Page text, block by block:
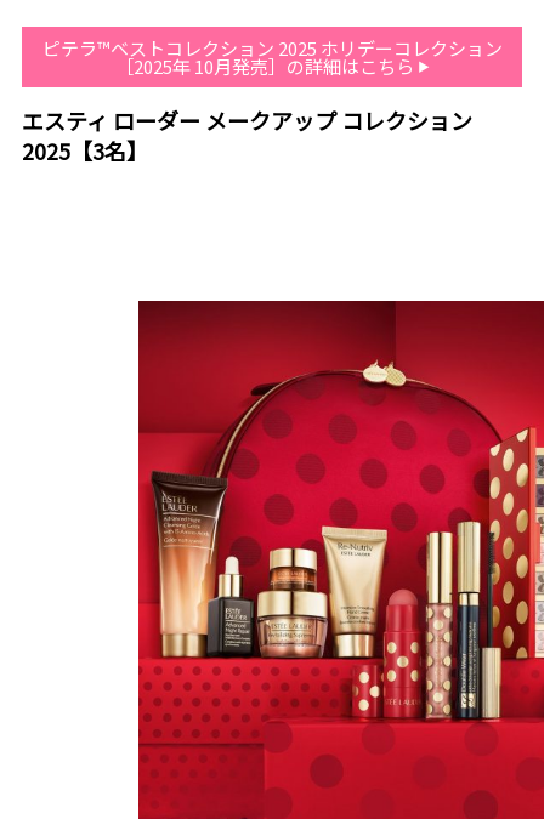
ピテラ™ベストコレクション 2025 ホリデーコレクション
［2025年 10月発売］の詳細はこちら
エスティ ローダー メークアップ コレクション
2025【3名】